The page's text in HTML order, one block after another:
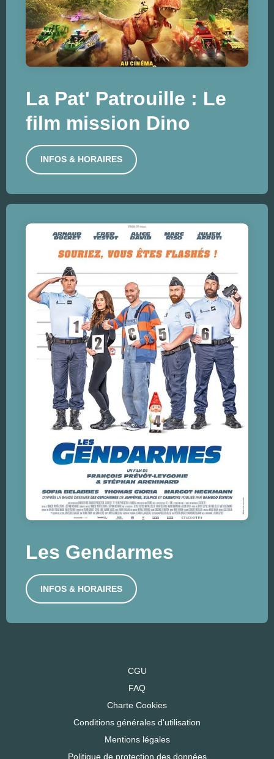
La Pat' Patrouille : Le
film mission Dino
INFOS & HORAIRES
Les Gendarmes
INFOS & HORAIRES
CGU
FAQ
Charte Cookies
Conditions générales d'utilisation
Mentions légales
Politique de protection des données